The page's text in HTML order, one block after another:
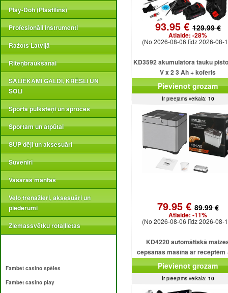
Play-Doh (Plastilīns)
Profesionāli instrumenti
Ražots Latvijā
Riteņbraukšanai
SALIEKAMI GALDI, KRĒSLI UN
SOLI
Sporta pulksteņi un aproces
Sportam un atpūtai
SUP dēļi un aksesuāri
Suvenīri
Vasaras mantas
Velo trenažieri, aksesuāri un
piederumi
Ziemassvētku rotaļlietas
Fambet casino spēles
Fambet casino play
93.95 €129.99 €
Atlaide: -28%
(No 2026-08-06 līdz 2026-08-
KD3592 akumulatora tauku
V x 2 3 Ah + koferis
Pievienot grozam
Ir pieejams veikalā: 10
79.95 €89.99 €
Atlaide: -11%
(No 2026-08-06 līdz 2026-08-
KD4220 automātiskā
cepšanas mašīna ar receptēm
programmām + saldējumu
Pievienot grozam
Ir pieejams veikalā: 10